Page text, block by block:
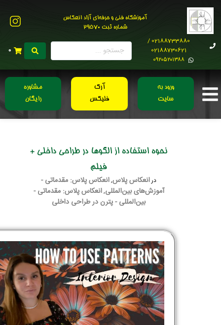
آموزشگاه فنی و حرفه‌ای آزاد انعکاس
شماره ثبت 29570
02188733880 /
02188730621
0۹۲۰۵۲۰۱۳۸۸
0
ورود به
سایت
آرک
فلیکس
مشاوره
رایگان
نحوه استفاده از الگوها در طراحی داخلی +
فیلم
درانعکاس پلاس,انعکاس پلاس: مقدماتی -
آموزش‌های بین‌المللی,انعکاس پلاس: مقدماتی -
بین‌المللی - پترن در طراحی داخلی